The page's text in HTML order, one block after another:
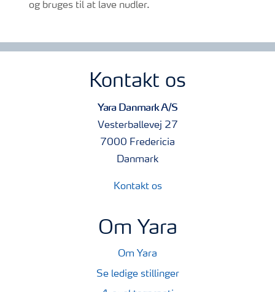
og bruges til at lave nudler.
Kontakt os
Yara Danmark A/S
Vesterballevej 27
7000 Fredericia
Danmark
Kontakt os
Om Yara
Om Yara
Se ledige stillinger